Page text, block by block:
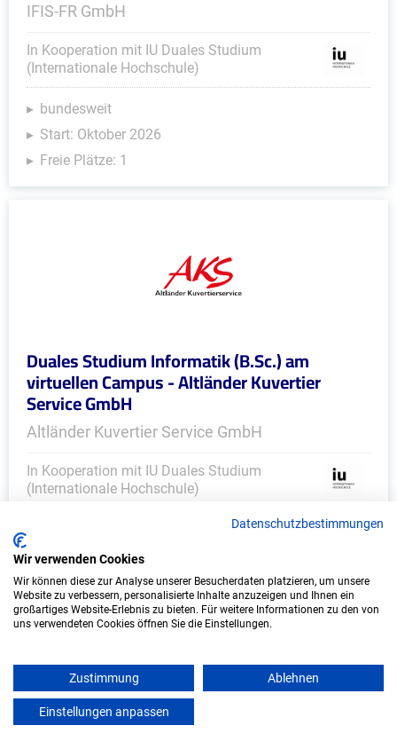
IFIS-FR GmbH
In Kooperation mit IU Duales Studium
(Internationale Hochschule)
bundesweit
Start: Oktober 2026
Freie Plätze: 1
Duales Studium Informatik (B.Sc.) am
virtuellen Campus - Altländer Kuvertier
Service GmbH
Altländer Kuvertier Service GmbH
In Kooperation mit IU Duales Studium
(Internationale Hochschule)
Start: Oktober 2026
Freie Plätze: 1
Datenschutzbestimmungen
Wir verwenden Cookies
Wir können diese zur Analyse unserer Besucherdaten platzieren, um unsere
Website zu verbessern, personalisierte Inhalte anzuzeigen und Ihnen ein
großartiges Website-Erlebnis zu bieten. Für weitere Informationen zu den von
uns verwendeten Cookies öffnen Sie die Einstellungen.
Zustimmung Ablehnen
Einstellungen anpassen